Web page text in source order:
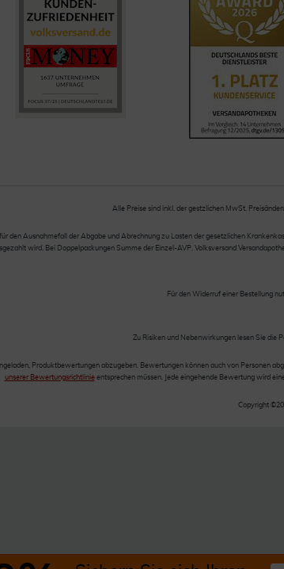
Alle Preise sind inkl. der gestzlichen MwSt.
den Ausnahmefall der Abgabe und Abrechnung zu Lasten der gesetzlichen
wird. Bei Doppelpackungen Summe der Einzel-AVP. Volksversand
Für den Widerruf einer Bestellung
Zu Risiken und Nebenwirkungen lesen Sie die
Produktbewertungen abzugeben. Bewertungen können auch von Personen
unserer Bewertungsrichtlinieentsprechen müssen. Jede eingehende Bewertung wird
Copyright